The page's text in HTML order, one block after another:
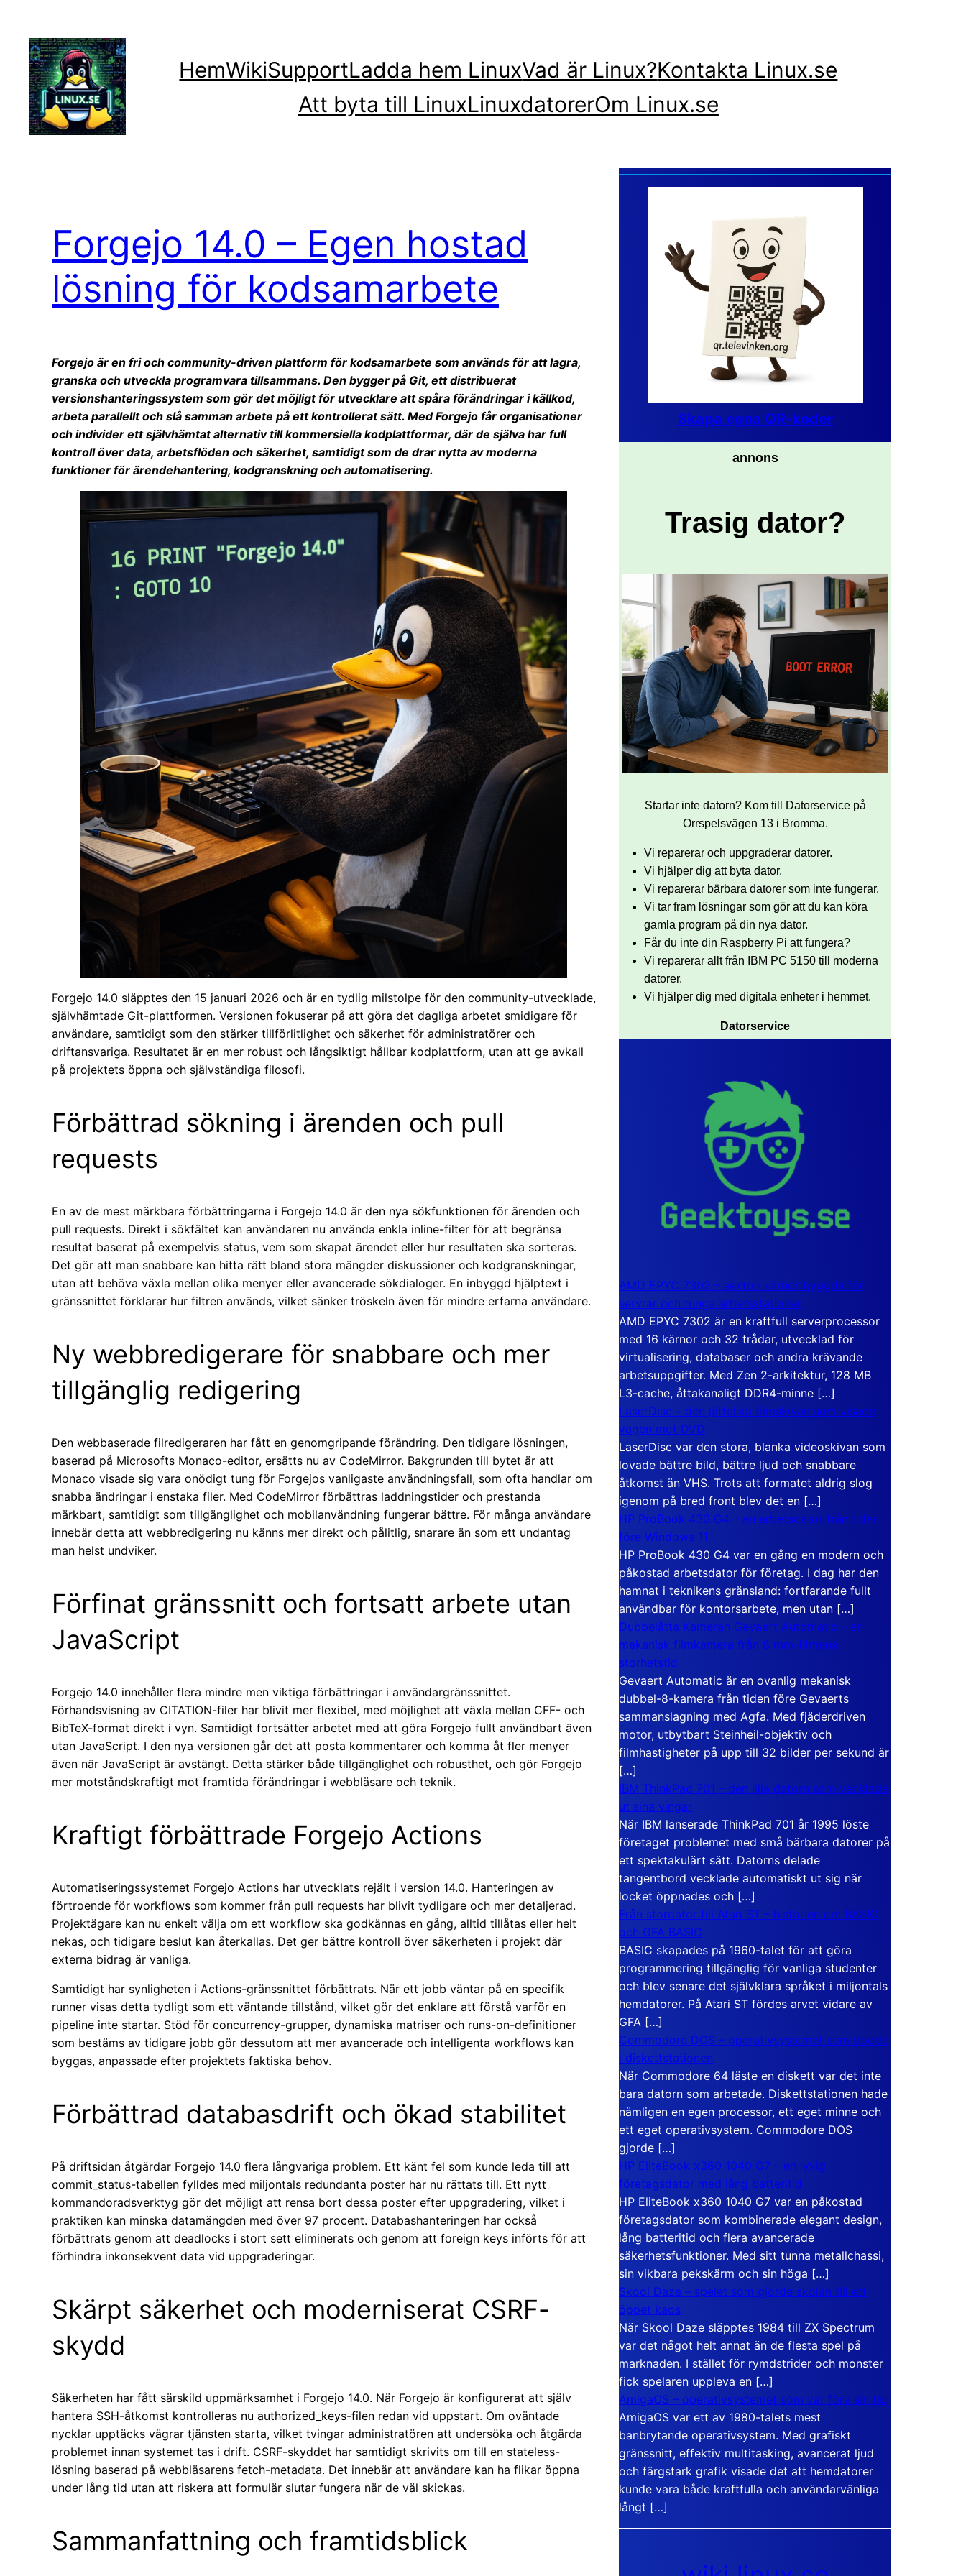
innehåll
HemWikiSupportLadda hem LinuxVad är Linux?Kontakta Linux.se
Att byta till LinuxLinuxdatorerOm Linux.se
Forgejo 14.0 – Egen hostad
lösning för kodsamarbete
Forgejo är en fri och community-driven plattform för kodsamarbete som används för att lagra,
granska och utveckla programvara tillsammans. Den bygger på Git, ett distribuerat
versionshanteringssystem som gör det möjligt för utvecklare att spåra förändringar i källkod,
arbeta parallellt och slå samman arbete på ett kontrollerat sätt. Med Forgejo får organisationer
och individer ett självhämtat alternativ till kommersiella kodplattformar, där de själva har full
kontroll över data, arbetsflöden och säkerhet, samtidigt som de drar nytta av moderna
funktioner för ärendehantering, kodgranskning och automatisering.
Forgejo 14.0 släpptes den 15 januari 2026 och är en tydlig milstolpe för den community-utvecklade,
självhämtade Git-plattformen. Versionen fokuserar på att göra det dagliga arbetet smidigare för
användare, samtidigt som den stärker tillförlitlighet och säkerhet för administratörer och
driftansvariga. Resultatet är en mer robust och långsiktigt hållbar kodplattform, utan att ge avkall
på projektets öppna och självständiga filosofi.
Förbättrad sökning i ärenden och pull
requests
En av de mest märkbara förbättringarna i Forgejo 14.0 är den nya sökfunktionen för ärenden och
pull requests. Direkt i sökfältet kan användaren nu använda enkla inline-filter för att begränsa
resultat baserat på exempelvis status, vem som skapat ärendet eller hur resultaten ska sorteras.
Det gör att man snabbare kan hitta rätt bland stora mängder diskussioner och kodgranskningar,
utan att behöva växla mellan olika menyer eller avancerade sökdialoger. En inbyggd hjälptext i
gränssnittet förklarar hur filtren används, vilket sänker tröskeln även för mindre erfarna användare.
Ny webbredigerare för snabbare och mer
tillgänglig redigering
Den webbaserade filredigeraren har fått en genomgripande förändring. Den tidigare lösningen,
baserad på Microsofts Monaco-editor, ersätts nu av CodeMirror. Bakgrunden till bytet är att
Monaco visade sig vara onödigt tung för Forgejos vanligaste användningsfall, som ofta handlar om
snabba ändringar i enstaka filer. Med CodeMirror förbättras laddningstider och prestanda
märkbart, samtidigt som tillgänglighet och mobilanvändning fungerar bättre. För många användare
innebär detta att webbredigering nu känns mer direkt och pålitlig, snarare än som ett undantag
man helst undviker.
Förfinat gränssnitt och fortsatt arbete utan
JavaScript
Forgejo 14.0 innehåller flera mindre men viktiga förbättringar i användargränssnittet.
Förhandsvisning av CITATION-filer har blivit mer flexibel, med möjlighet att växla mellan CFF- och
BibTeX-format direkt i vyn. Samtidigt fortsätter arbetet med att göra Forgejo fullt användbart även
utan JavaScript. I den nya versionen går det att posta kommentarer och komma åt fler menyer
även när JavaScript är avstängt. Detta stärker både tillgänglighet och robusthet, och gör Forgejo
mer motståndskraftigt mot framtida förändringar i webbläsare och teknik.
Kraftigt förbättrade Forgejo Actions
Automatiseringssystemet Forgejo Actions har utvecklats rejält i version 14.0. Hanteringen av
förtroende för workflows som kommer från pull requests har blivit tydligare och mer detaljerad.
Projektägare kan nu enkelt välja om ett workflow ska godkännas en gång, alltid tillåtas eller helt
nekas, och tidigare beslut kan återkallas. Det ger bättre kontroll över säkerheten i projekt där
externa bidrag är vanliga.
Samtidigt har synligheten i Actions-gränssnittet förbättrats. När ett jobb väntar på en specifik
runner visas detta tydligt som ett väntande tillstånd, vilket gör det enklare att förstå varför en
pipeline inte startar. Stöd för concurrency-grupper, dynamiska matriser och runs-on-definitioner
som bestäms av tidigare jobb gör dessutom att mer avancerade och intelligenta workflows kan
byggas, anpassade efter projektets faktiska behov.
Förbättrad databasdrift och ökad stabilitet
På driftsidan åtgärdar Forgejo 14.0 flera långvariga problem. Ett känt fel som kunde leda till att
commit_status-tabellen fylldes med miljontals redundanta poster har nu rättats till. Ett nytt
kommandoradsverktyg gör det möjligt att rensa bort dessa poster efter uppgradering, vilket i
praktiken kan minska datamängden med över 97 procent. Databashanteringen har också
förbättrats genom att deadlocks i stort sett eliminerats och genom att foreign keys införts för att
förhindra inkonsekvent data vid uppgraderingar.
Skärpt säkerhet och moderniserat CSRF-
skydd
Säkerheten har fått särskild uppmärksamhet i Forgejo 14.0. När Forgejo är konfigurerat att själv
hantera SSH-åtkomst kontrolleras nu authorized_keys-filen redan vid uppstart. Om oväntade
nycklar upptäcks vägrar tjänsten starta, vilket tvingar administratören att undersöka och åtgärda
problemet innan systemet tas i drift. CSRF-skyddet har samtidigt skrivits om till en stateless-
lösning baserad på webbläsarens fetch-metadata. Det innebär att användare kan ha flikar öppna
under lång tid utan att riskera att formulär slutar fungera när de väl skickas.
Sammanfattning och framtidsblick
Skapa egna QR-koder
annons
Trasig dator?
Startar inte datorn? Kom till Datorservice på
Orrspelsvägen 13 i Bromma.
Vi reparerar och uppgraderar datorer.
Vi hjälper dig att byta dator.
Vi reparerar bärbara datorer som inte fungerar.
Vi tar fram lösningar som gör att du kan köra
gamla program på din nya dator.
Får du inte din Raspberry Pi att fungera?
Vi reparerar allt från IBM PC 5150 till moderna
datorer.
Vi hjälper dig med digitala enheter i hemmet.
Datorservice
AMD EPYC 7302 – sexton kärnor byggda för
servrar och tunga arbetsstationer
AMD EPYC 7302 är en kraftfull serverprocessor
med 16 kärnor och 32 trådar, utvecklad för
virtualisering, databaser och andra krävande
arbetsuppgifter. Med Zen 2-arkitektur, 128 MB
L3-cache, åttakanaligt DDR4-minne […]
LaserDisc – den jättelika filmskivan som visade
vägen mot DVD
LaserDisc var den stora, blanka videoskivan som
lovade bättre bild, bättre ljud och snabbare
åtkomst än VHS. Trots att formatet aldrig slog
igenom på bred front blev det en […]
HP ProBook 430 G4 – en arbetsdator från tiden
före Windows 11
HP ProBook 430 G4 var en gång en modern och
påkostad arbetsdator för företag. I dag har den
hamnat i teknikens gränsland: fortfarande fullt
användbar för kontorsarbete, men utan […]
Dubbelåtta Kameran Gevaert Automatic – en
mekanisk filmkamera från 8 mm-filmens
storhetstid
Gevaert Automatic är en ovanlig mekanisk
dubbel-8-kamera från tiden före Gevaerts
sammanslagning med Agfa. Med fjäderdriven
motor, utbytbart Steinheil-objektiv och
filmhastigheter på upp till 32 bilder per sekund är
[…]
IBM ThinkPad 701 – den lilla datorn som vecklade
ut sina vingar
När IBM lanserade ThinkPad 701 år 1995 löste
företaget problemet med små bärbara datorer på
ett spektakulärt sätt. Datorns delade
tangentbord vecklade automatiskt ut sig när
locket öppnades och […]
Från stordator till Atari ST – historien om BASIC
och GFA BASIC
BASIC skapades på 1960-talet för att göra
programmering tillgänglig för vanliga studenter
och blev senare det självklara språket i miljontals
hemdatorer. På Atari ST fördes arvet vidare av
GFA […]
Commodore DOS – operativsystemet som bodde
i diskettstationen
När Commodore 64 läste en diskett var det inte
bara datorn som arbetade. Diskettstationen hade
nämligen en egen processor, ett eget minne och
ett eget operativsystem. Commodore DOS
gjorde […]
HP EliteBook x360 1040 G7 – en lyxig
företagsdator med lång batteritid
HP EliteBook x360 1040 G7 var en påkostad
företagsdator som kombinerade elegant design,
lång batteritid och flera avancerade
säkerhetsfunktioner. Med sitt tunna metallchassi,
sin vikbara pekskärm och sin höga […]
Skool Daze – spelet som gjorde skolan till ett
öppet kaos
När Skool Daze släpptes 1984 till ZX Spectrum
var det något helt annat än de flesta spel på
marknaden. I stället för rymdstrider och monster
fick spelaren uppleva en […]
AmigaOS – operativsystemet som var före sin tid
AmigaOS var ett av 1980-talets mest
banbrytande operativsystem. Med grafiskt
gränssnitt, effektiv multitasking, avancerat ljud
och färgstark grafik visade det att hemdatorer
kunde vara både kraftfulla och användarvänliga
långt […]